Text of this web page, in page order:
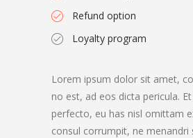
Refund option
Loyalty program
Lorem ipsum dolor sit amet,
no est, ad eos dicta pericula.
perfecto, eu has nisl omittam
consul corrumpit, ne menandri